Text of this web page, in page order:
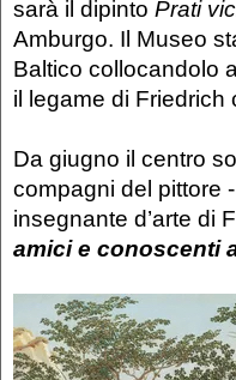
sarà il dipinto Prati
Amburgo. Il Museo
Baltico collocandolo
il legame di Friedrich
Da giugno il centro
compagni del pittore
insegnante d’arte di
amici e conoscenti